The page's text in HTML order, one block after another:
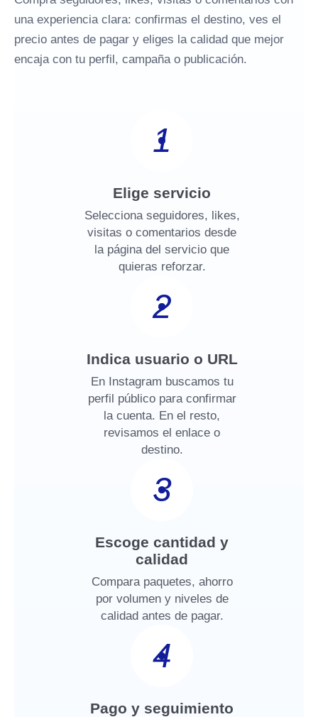
una experiencia clara: confirmas el destino, ves el
precio antes de pagar y eliges la calidad que mejor
encaja con tu perfil, campaña o publicación.
1
Elige servicio
Selecciona seguidores, likes,
visitas o comentarios desde
la página del servicio que
quieras reforzar.
2
Indica usuario o URL
En Instagram buscamos tu
perfil público para confirmar
la cuenta. En el resto,
revisamos el enlace o
destino.
3
Escoge cantidad y
calidad
Compara paquetes, ahorro
por volumen y niveles de
calidad antes de pagar.
4
Pago y seguimiento